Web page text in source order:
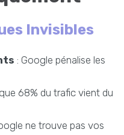
Invisibles
: Google pénalise les
68% du trafic vient du
ne trouve pas vos